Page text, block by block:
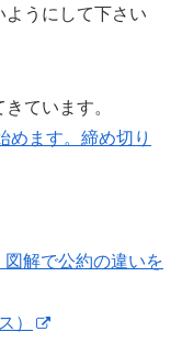
うにして下さい
ています。
めます。締め切り
解で公約の違いを
）